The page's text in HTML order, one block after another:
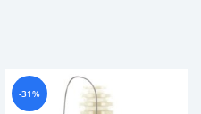
-31%